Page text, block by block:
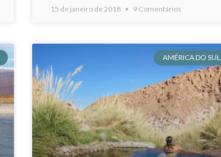
15 de janeiro de 2018 9 Comentários
AMÉRICA DO SUL